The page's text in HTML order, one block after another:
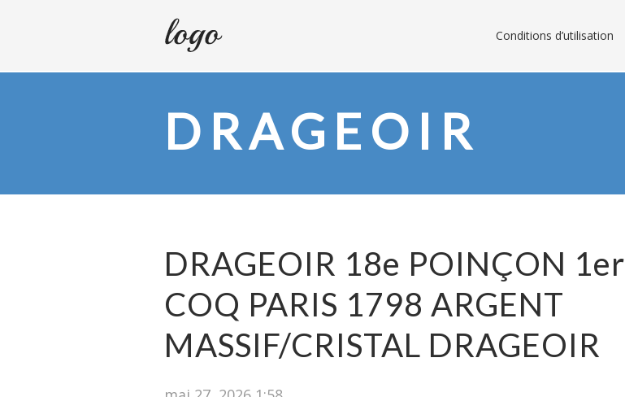
Conditions d’utilisation
DRAGEOIR
DRAGEOIR 18e POINÇON 1er
COQ PARIS 1798 ARGENT
MASSIF/CRISTAL DRAGEOIR